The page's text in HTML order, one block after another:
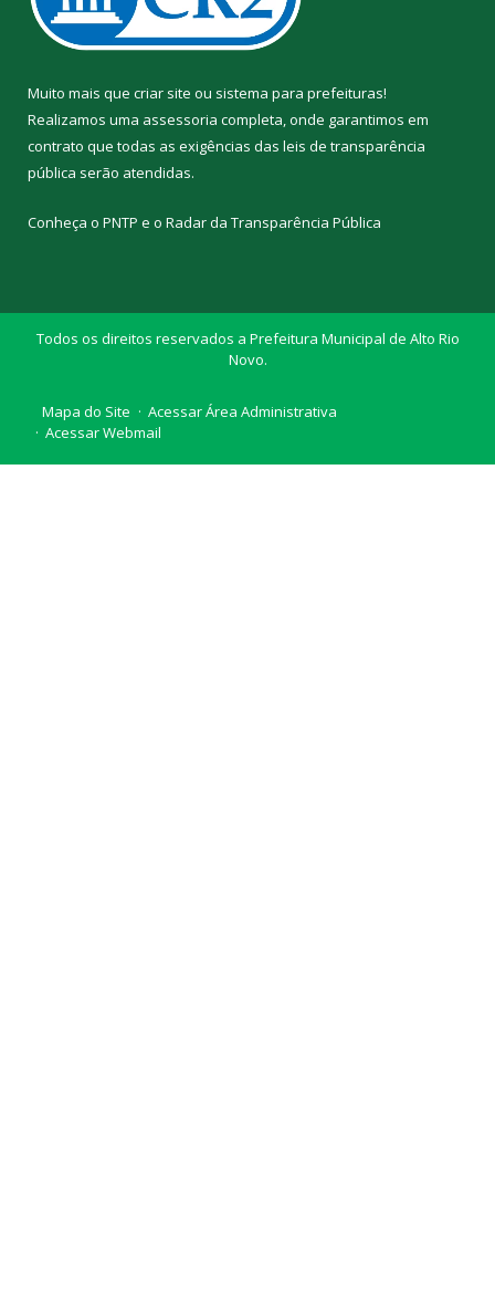
Muito mais que criar site ou sistema para prefeituras!
Realizamos uma assessoria completa, onde garantimos em
contrato que todas as exigências das leis de transparência
pública serão atendidas.
Conheça o PNTP e o Radar da Transparência Pública
Todos os direitos reservados a Prefeitura Municipal de Alto Rio
Novo.
Mapa do Site
Acessar Área Administrativa
Acessar Webmail